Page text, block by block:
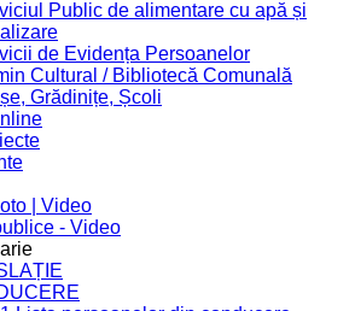
Public de alimentare cu apă și
de Evidența Persoanelor
Cultural / Bibliotecă Comunală
Grădinițe, Școli
| Video
- Video